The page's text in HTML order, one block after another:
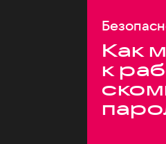
Как
к